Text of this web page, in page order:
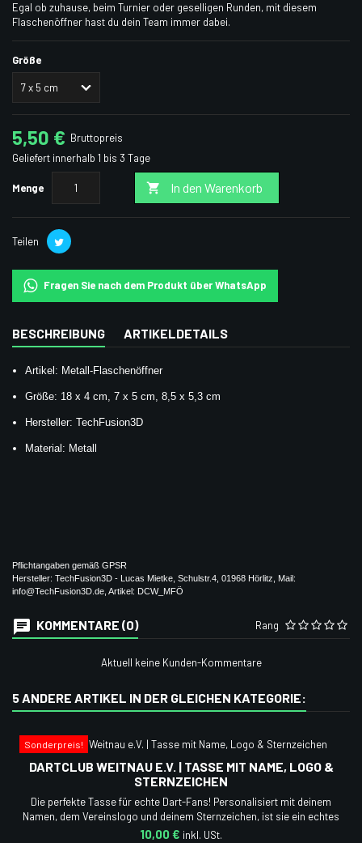
Egal ob zuhause, beim Turnier oder geselligen Runden, mit diesem
Flaschenöffner hast du dein Team immer dabei.
Größe
5,50 € Bruttopreis
Geliefert innerhalb 1 bis 3 Tage
Menge  In den Warenkorb
Teilen
Fragen Sie nach dem Produkt über WhatsApp
BESCHREIBUNG ARTIKELDETAILS
Artikel: Metall-Flaschenöffner
Größe: 18 x 4 cm, 7 x 5 cm, 8,5 x 5,3 cm
Hersteller: TechFusion3D
Material: Metall
Pflichtangaben gemäß GPSR
Hersteller: TechFusion3D - Lucas Mietke, Schulstr.4, 01968 Hörlitz, Mail:
info@TechFusion3D.de, Artikel: DCW_MFÖ
KOMMENTARE (0) Rang
Aktuell keine Kunden-Kommentare
5 ANDERE ARTIKEL IN DER GLEICHEN KATEGORIE:
Sonderpreis!
DARTCLUB WEITNAU E.V. | TASSE MIT NAME, LOGO &
STERNZEICHEN
Die perfekte Tasse für echte Dart-Fans! Personalisiert mit deinem
Namen, dem Vereinslogo und deinem Sternzeichen, ist sie ein echtes
Unikat. Egal ob für den ersten Kaffee am Morgen oder einen Tee
10,00 €